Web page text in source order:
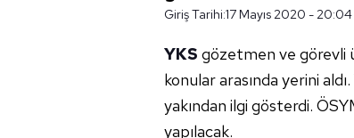
Giriş Tarihi:17 Mayıs 2020 - 20:04
YKS gözetmen ve görevli
konular arasında yerini
yakından ilgi gösterdi.
yapılacak.